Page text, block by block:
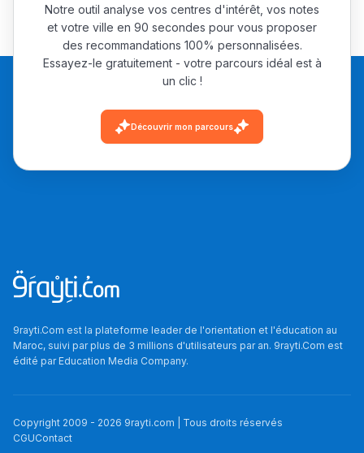
دليل المهن
دليل التوجيه
Ki Derti Liha
باش تقدر تساعد الناس
يلقاو التوازن من الدّاخل
Notre outil analyse vos centres d'intérêt, vos notes
et votre ville en 90 secondes pour vous proposer
des recommandations 100% personnalisées.
Essayez-le gratuitement - votre parcours idéal est à
un clic !
Découvrir mon parcours
9rayti.Com est la plateforme leader de l'orientation et l'éducation au
Maroc, suivi par plus de 3 millions d'utilisateurs par an. 9rayti.Com est
édité parEducation Media Company.
Copyright 2009 - 2026 9rayti.com | Tous droits réservés
CGUContact